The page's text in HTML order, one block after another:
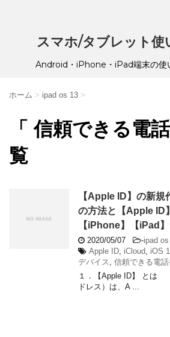
スマホ/タブレット使
Android・iPhone・iPad端末の使
ホーム > ipad os 13 >
「 信頼できる電
覧
【Apple ID】の新規
の方法と【Apple ID
【iPhone】【iPad
2020/05/07 -ipad
Apple ID iCloud iOS
デバイス
信頼できる電
１．【Apple ID】 とは
ドレス）は、A ...